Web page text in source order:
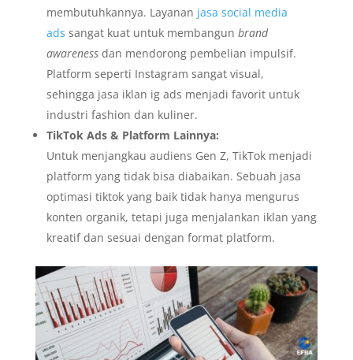
membutuhkannya. Layanan jasa social media
ads sangat kuat untuk membangun brand
awarenessdan mendorong pembelian impulsif.
Platform seperti Instagram sangat visual,
sehingga jasa iklan ig ads menjadi favorit untuk
industri fashion dan kuliner.
TikTok Ads & Platform Lainnya:
Untuk menjangkau audiens Gen Z, TikTok menjadi
platform yang tidak bisa diabaikan. Sebuah jasa
optimasi tiktok yang baik tidak hanya mengurus
konten organik, tetapi juga menjalankan iklan yang
kreatif dan sesuai dengan format platform.